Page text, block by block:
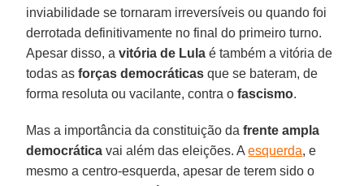
inviabilidade se tornaram irreversíveis ou quando foi
derrotada definitivamente no final do primeiro turno.
Apesar disso, avitória de Lula é também a vitória de
todas asforças democráticas que se bateram, de
forma resoluta ou vacilante, contra o fascismo.
Mas a importância da constituição da frente ampla
democrática vai além das eleições. Aesquerda, e
mesmo a centro-esquerda, apesar de terem sido o